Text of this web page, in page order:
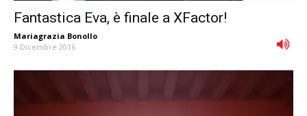
Fantastica Eva, è finale a XFactor!
Mariagrazia Bonollo -
9 Dicembre 2016